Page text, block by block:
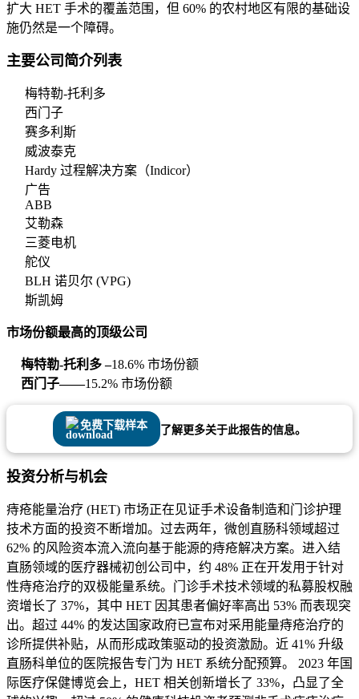
扩大 HET 手术的覆盖范围，但 60% 的农村地区有限的基础设
施仍然是一个障碍。
主要公司简介列表
梅特勒-托利多
西门子
赛多利斯
威波泰克
Hardy 过程解决方案（Indicor）
广告
ABB
艾勒森
三菱电机
舵仪
BLH 诺贝尔 (VPG)
斯凯姆
市场份额最高的顶级公司
梅特勒-托利多 –18.6% 市场份额
西门子——15.2% 市场份额
免费下载样本 了解更多关于此报告的信息。
投资分析与机会
痔疮能量治疗 (HET) 市场正在见证手术设备制造和门诊护理
技术方面的投资不断增加。过去两年，微创直肠科领域超过
62% 的风险资本流入流向基于能源的痔疮解决方案。进入结
直肠领域的医疗器械初创公司中，约 48% 正在开发用于针对
性痔疮治疗的双极能量系统。门诊手术技术领域的私募股权融
资增长了 37%，其中 HET 因其患者偏好率高出 53% 而表现突
出。超过 44% 的发达国家政府已宣布对采用能量痔疮治疗的
诊所提供补贴，从而形成政策驱动的投资激励。近 41% 升级
直肠科单位的医院报告专门为 HET 系统分配预算。 2023 年国
际医疗保健博览会上，HET 相关创新增长了 33%，凸显了全